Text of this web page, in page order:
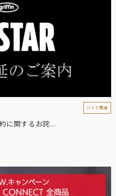
バイク関連
に関するお詫...